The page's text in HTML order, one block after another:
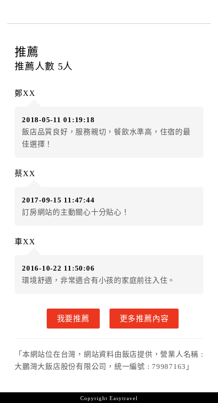
四、訂單異動
提出申辦不得異動訂單。
每筆訂單異動限定
辦理取消退款。
房者應補足差額。（限原訂飯店）
房者不得要求退其差額。（限原訂飯店）
五、保留住宿權益(保留住房)
（提出申辦日為保留起算日）
店客滿，敬請及早計畫，如逾時未提出申辦，視同無條
件放棄訂單（住宿權益）。 （限原訂飯店使用）
得辦理取消退款。
．訂單異動後，訂單費用總計小於原訂單費用總計時，
訂房者因故取消訂單辦理退款，依下列標準申辦：
◎住房日7天前辦理者，訂單費用扣除總計0%為手續費
◎住房日1天前辦理者，訂單費用扣除總計45%為手續費
◎住房日當日辦理者，訂單費用扣除總計100%為手續費
◎住房日當日未辦理入住手續者，視同住房，已付訂單
推薦
推薦人數 5人
鄭XX
2018-05-11 01:19:18
飯店品質良好，服務親切，餐飲水準高，住宿的最
佳選擇！
蔡XX
2017-09-15 11:47:44
訂房網站的主動關心十分貼心！
車XX
2016-10-22 11:50:06
環境舒適，非常適合有小孩的家庭前往入住。
我要推薦 更多推薦內容
「本網站位在台灣，網站資料由飯店提供，營業人名稱 :
大鵬灣大飯店股份有限公司，統一編號 : 79987163」
Copyright Easytravel